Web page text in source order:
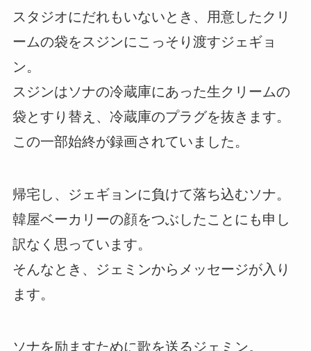
スタジオにだれもいないとき、用意したクリ
ームの袋をスジンにこっそり渡すジェギョ
ン。
スジンはソナの冷蔵庫にあった生クリームの
袋とすり替え、冷蔵庫のプラグを抜きます。
この一部始終が録画されていました。
帰宅し、ジェギョンに負けて落ち込むソナ。
韓屋ベーカリーの顔をつぶしたことにも申し
訳なく思っています。
そんなとき、ジェミンからメッセージが入り
ます。
ソナを励ますために歌を送るジェミン。